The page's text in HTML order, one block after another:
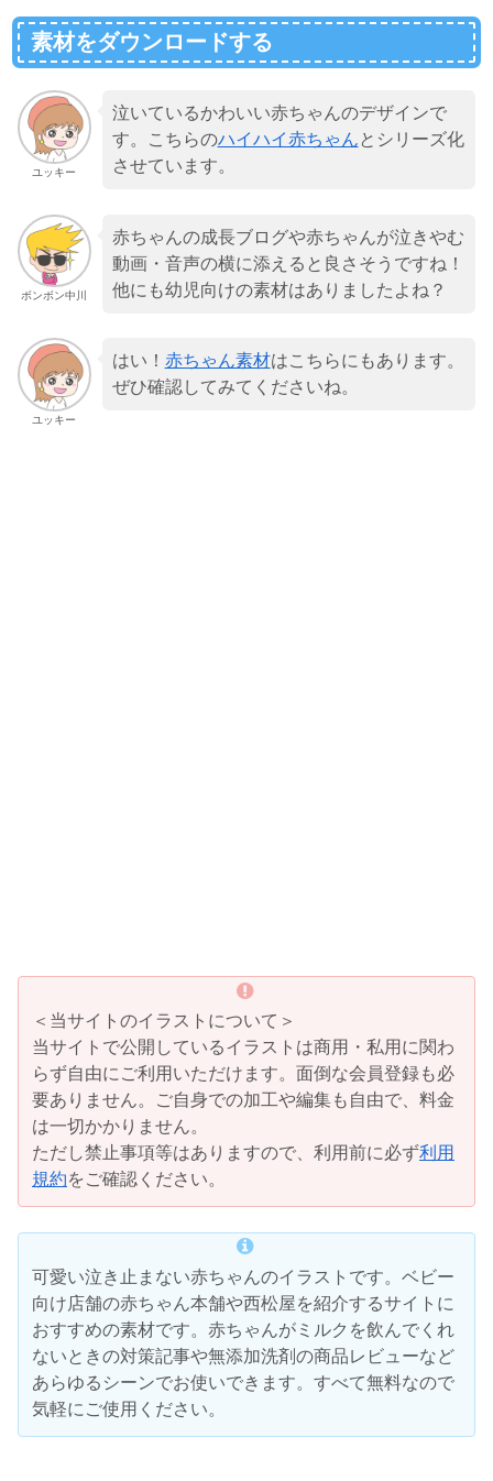
素材をダウンロードする
ユッキー
泣いているかわいい赤ちゃんのデザインで
す。こちらのハイハイ赤ちゃん とシリーズ化
させています。
ボンボン中川
赤ちゃんの成長ブログや赤ちゃんが泣きやむ
動画・音声の横に添えると良さそうですね！
他にも幼児向けの素材はありましたよね？
ユッキー
はい！ 赤ちゃん素材はこちらにもあります。
ぜひ確認してみてくださいね。
＜当サイトのイラストについて＞
当サイトで公開しているイラストは商用・私用に関わ
らず自由にご利用いただけます。面倒な会員登録も必
要ありません。ご自身での加工や編集も自由で、料金
は一切かかりません。
ただし禁止事項等はありますので、利用前に必ず利用
規約をご確認ください。
可愛い泣き止まない赤ちゃんのイラストです。ベビー
向け店舗の赤ちゃん本舗や西松屋を紹介するサイトに
おすすめの素材です。赤ちゃんがミルクを飲んでくれ
ないときの対策記事や無添加洗剤の商品レビューなど
あらゆるシーンでお使いできます。すべて無料なので
気軽にご使用ください。